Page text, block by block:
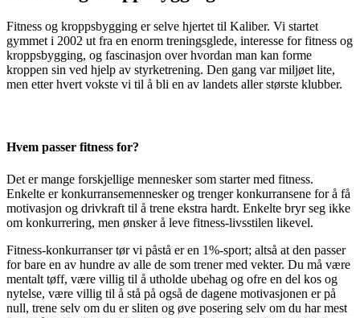
Fitness og kroppsbygging er selve hjertet til Kaliber. Vi startet
gymmet i 2002 ut fra en enorm treningsglede, interesse for fitness og
kroppsbygging, og fascinasjon over hvordan man kan forme
kroppen sin ved hjelp av styrketrening. Den gang var miljøet lite,
men etter hvert vokste vi til å bli en av landets aller største klubber.
Hvem passer fitness for?
Det er mange forskjellige mennesker som starter med fitness.
Enkelte er konkurransemennesker og trenger konkurransene for å få
motivasjon og drivkraft til å trene ekstra hardt. Enkelte bryr seg ikke
om konkurrering, men ønsker å leve fitness-livsstilen likevel.
Fitness-konkurranser tør vi påstå er en 1%-sport; altså at den passer
for bare en av hundre av alle de som trener med vekter. Du må være
mentalt tøff, være villig til å utholde ubehag og ofre en del kos og
nytelse, være villig til å stå på også de dagene motivasjonen er på
null, trene selv om du er sliten og øve posering selv om du har mest